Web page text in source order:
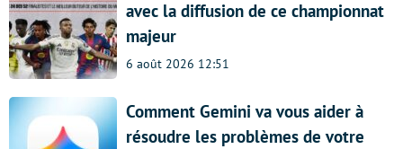
avec la diffusion de ce championnat
majeur
6 août 2026 12:51
Comment Gemini va vous aider à
résoudre les problèmes de votre